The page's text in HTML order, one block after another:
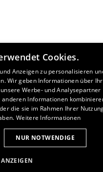
Cookies.
Anzeigen zu personalisieren
Wir geben Informationen über
Werbe- und Analysepartner
Informationen
die sie im Rahmen Ihrer
Weitere Informationen
NUR NOTWENDIGE